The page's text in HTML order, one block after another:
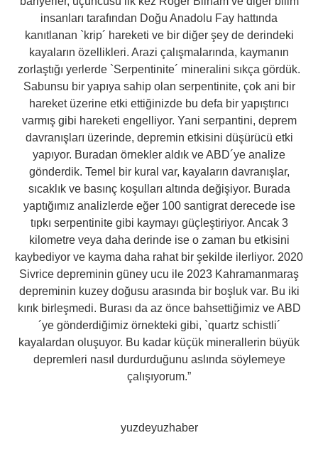
insanları tarafından Doğu Anadolu Fay hattında
kanıtlanan `krip´ hareketi ve bir diğer şey de derindeki
kayaların özellikleri. Arazi çalışmalarında, kaymanın
zorlaştığı yerlerde `Serpentinite´ mineralini sıkça gördük.
Sabunsu bir yapıya sahip olan serpentinite, çok ani bir
hareket üzerine etki ettiğinizde bu defa bir yapıştırıcı
varmış gibi hareketi engelliyor. Yani serpantini, deprem
davranışları üzerinde, depremin etkisini düşürücü etki
yapıyor. Buradan örnekler aldık ve ABD´ye analize
gönderdik. Temel bir kural var, kayaların davranışlar,
sıcaklık ve basınç koşulları altında değişiyor. Burada
yaptığımız analizlerde eğer 100 santigrat derecede ise
tıpkı serpentinite gibi kaymayı güçleştiriyor. Ancak 3
kilometre veya daha derinde ise o zaman bu etkisini
kaybediyor ve kayma daha rahat bir şekilde ilerliyor. 2020
Sivrice depreminin güney ucu ile 2023 Kahramanmaraş
depreminin kuzey doğusu arasında bir boşluk var. Bu iki
kırık birleşmedi. Burası da az önce bahsettiğimiz ve ABD
´ye gönderdiğimiz örnekteki gibi, `quartz schistli´
kayalardan oluşuyor. Bu kadar küçük minerallerin büyük
depremleri nasıl durdurduğunu aslında söylemeye
çalışıyorum.”
yuzdeyuzhaber